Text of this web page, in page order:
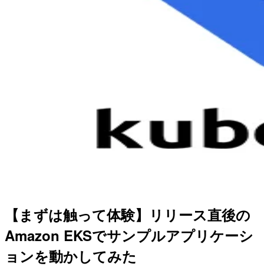
【まずは触って体験】リリース直後の
Amazon EKSでサンプルアプリケーシ
ョンを動かしてみた